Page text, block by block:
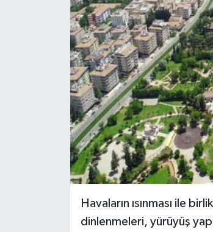
Havaların ısınması ile
dinlenmeleri, yürüyüş